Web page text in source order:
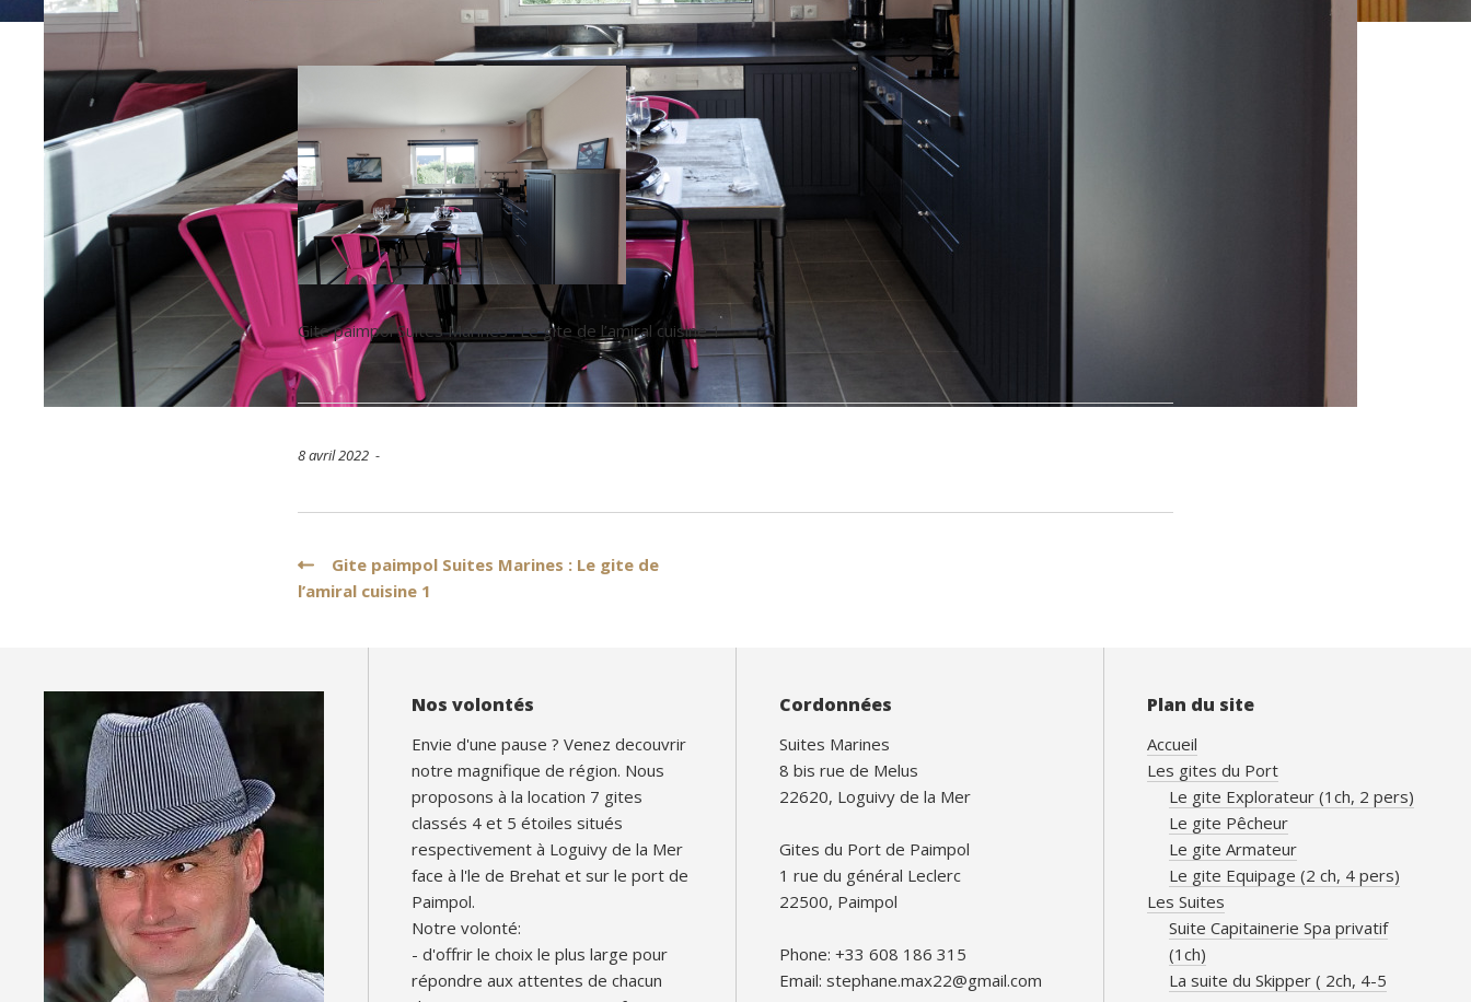
Gite paimpol Suites Marines : Le gite de l’amiral cuisine 1
8 avril 2022 -
Navigation
de
l’article
Gite paimpol Suites Marines : Le gite de
l’amiral cuisine 1
Nos volontés
Envie d'une pause ? Venez decouvrir
notre magnifique de région. Nous
proposons à la location 7 gites
classés 4 et 5 étoiles situés
respectivement à Loguivy de la Mer
face à l'le de Brehat et sur le port de
Paimpol.
Notre volonté:
- d'offrir le choix le plus large pour
répondre aux attentes de chacun
Cordonnées
Suites Marines
8 bis rue de Melus
22620, Loguivy de la Mer
Gites du Port de Paimpol
1 rue du général Leclerc
22500, Paimpol
Phone: +33 608 186 315
Email: stephane.max22@gmail.com
Plan du site
Accueil
Les gites du Port
Le gite Explorateur (1ch, 2 pers)
Le gite Pêcheur
Le gite Armateur
Le gite Equipage (2 ch, 4 pers)
Les Suites
Suite Capitainerie Spa privatif
(1ch)
La suite du Skipper ( 2ch, 4-5